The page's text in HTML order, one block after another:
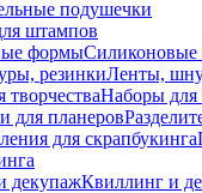
подушечки
штампов
Ленты,
Наборы для
Квиллинг и